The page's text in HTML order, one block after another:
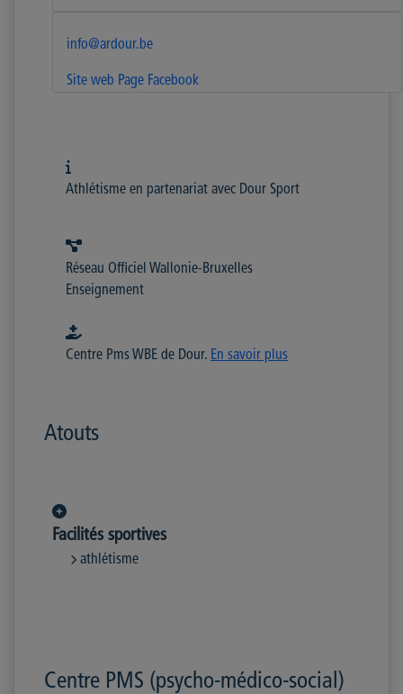
info@ardour.be
Site web Page Facebook
Athlétisme en partenariat avec Dour Sport
Réseau Officiel Wallonie-Bruxelles
Enseignement
Centre Pms WBE de Dour. En savoir plus
Atouts
Facilités sportives
athlétisme
Centre PMS (psycho-médico-social)